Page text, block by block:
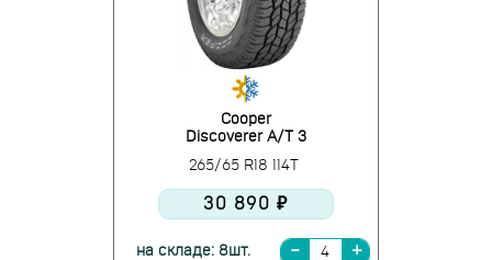
Cooper
Discoverer A/T 3
265/65 R18 114T
30 890 ₽
на складе: 8шт.